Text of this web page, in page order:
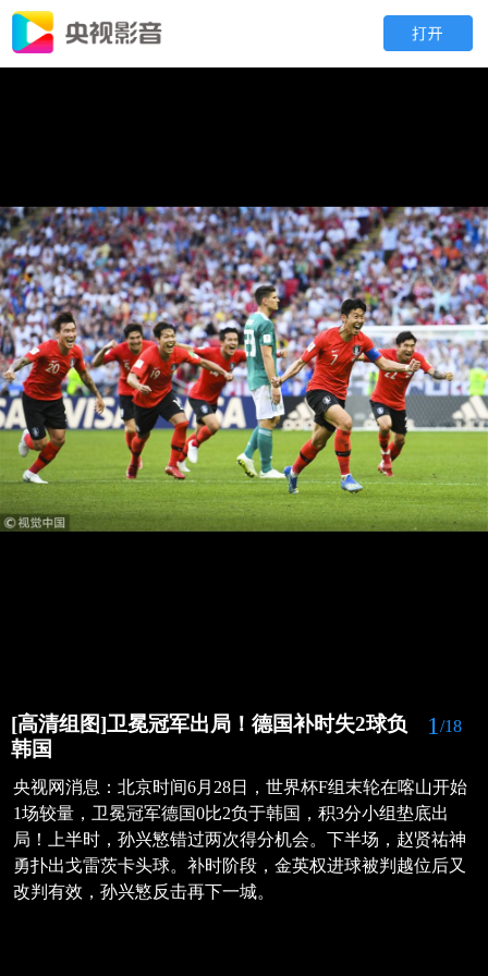
1/18
[高清组图]卫冕冠军出局！德国补时失2球负
韩国
央视网消息：北京时间6月28日，世界杯F组末轮在喀山开始
1场较量，卫冕冠军德国0比2负于韩国，积3分小组垫底出
局！上半时，孙兴慜错过两次得分机会。下半场，赵贤祐神
勇扑出戈雷茨卡头球。补时阶段，金英权进球被判越位后又
改判有效，孙兴慜反击再下一城。